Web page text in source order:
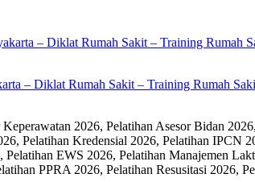
– Diklat Rumah Sakit – Training Rumah
2026, Pelatihan Asesor Bidan
Pelatihan Kredensial 2026, Pelatihan IPCN
EWS 2026, Pelatihan Manajemen
PPRA 2026, Pelatihan Resusitasi